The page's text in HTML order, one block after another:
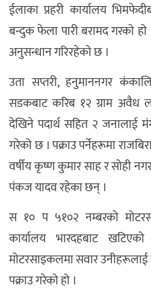
ईलाका प्रहरी कार्यालय
बन्दुक फेला पारी बरामद गरको
अनुसन्धान गरिरहेको छ ।
उता सप्तरी, हनुमाननगर
सडकबाट करिब १२ ग्राम अवैध
देखिने पदार्थ सहित २ जनालाई
गरेको छ । पक्राउ पर्नेहरूमा
वर्षीय कृष्ण कुमार साह र सोही
पंकज यादव रहेका छन् ।
स १० प ५१०२ नम्बरको
कार्यालय भारदहबाट
मोटरसाइकलमा सवार उनीहरूलाई
पक्राउ गरेको हो ।